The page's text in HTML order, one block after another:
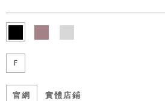
F
官網 實體店鋪